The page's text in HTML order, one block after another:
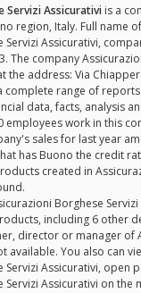
Servizi Assicurativi is a
region, Italy. Full name
Servizi Assicurativi,
The company
the address: Via
complete range of
data, facts, analysis
employees work in this
sales for last year
has Buono the credit
created in
Borghese
including 6 other
director or manager of
available. You also can
Servizi Assicurativi, open
Assicurativi on the